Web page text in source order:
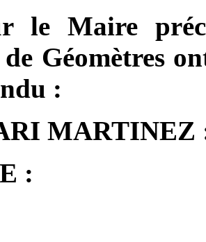
le Maire
Géomètres
:
MARTINEZ
: